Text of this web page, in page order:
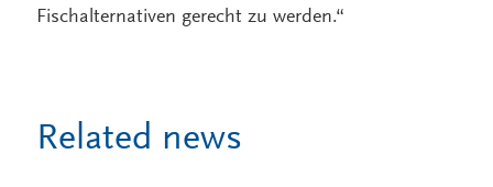
Fischalternativen gerecht zu werden.“
Related news